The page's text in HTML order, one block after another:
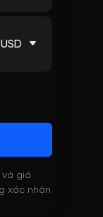
USD
và giá
xác nhận